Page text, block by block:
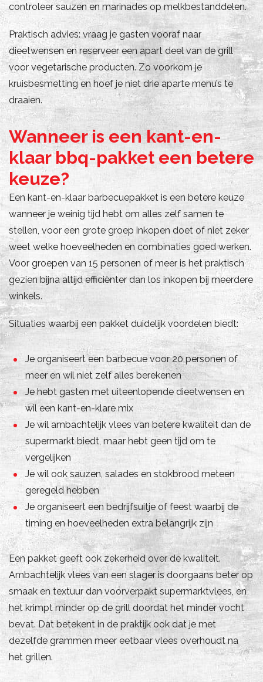
controleer sauzen en marinades op melkbestanddelen.
Praktisch advies: vraag je gasten vooraf naar
dieetwensen en reserveer een apart deel van de grill
voor vegetarische producten. Zo voorkom je
kruisbesmetting en hoef je niet drie aparte menu’s te
draaien.
Wanneer is een kant-en-
klaar bbq-pakket een betere
keuze?
Een kant-en-klaar barbecuepakket is een betere keuze
wanneer je weinig tijd hebt om alles zelf samen te
stellen, voor een grote groep inkopen doet of niet zeker
weet welke hoeveelheden en combinaties goed werken.
Voor groepen van 15 personen of meer is het praktisch
gezien bijna altijd efficiënter dan los inkopen bij meerdere
winkels.
Situaties waarbij een pakket duidelijk voordelen biedt:
Je organiseert een barbecue voor 20 personen of
meer en wil niet zelf alles berekenen
Je hebt gasten met uiteenlopende dieetwensen en
wil een kant-en-klare mix
Je wil ambachtelijk vlees van betere kwaliteit dan de
supermarkt biedt, maar hebt geen tijd om te
vergelijken
Je wil ook sauzen, salades en stokbrood meteen
geregeld hebben
Je organiseert een bedrijfsuitje of feest waarbij de
timing en hoeveelheden extra belangrijk zijn
Een pakket geeft ook zekerheid over de kwaliteit.
Ambachtelijk vlees van een slager is doorgaans beter op
smaak en textuur dan voorverpakt supermarktvlees, en
het krimpt minder op de grill doordat het minder vocht
bevat. Dat betekent in de praktijk ook dat je met
dezelfde grammen meer eetbaar vlees overhoudt na
het grillen.